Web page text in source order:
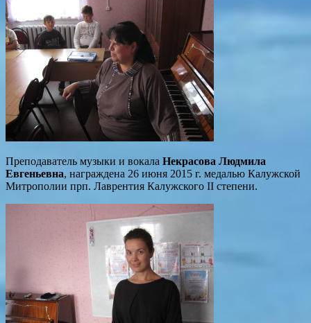
Преподаватель музыки и вокала Некрасова Людмила
Евгеньевна, награждена 26 июня 2015 г. медалью Калужской
Митрополии прп. Лаврентия Калужского II степени.